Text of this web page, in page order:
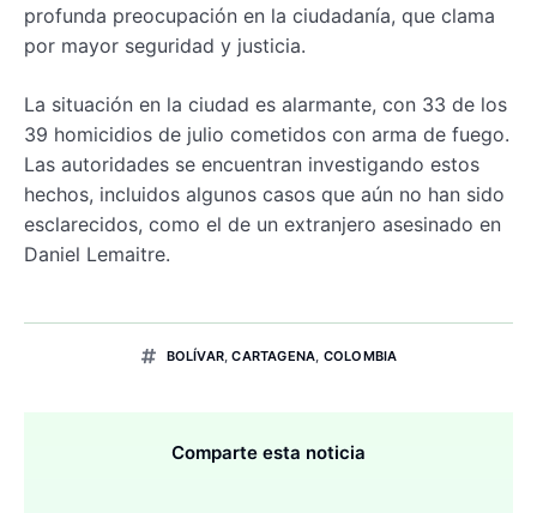
profunda preocupación en la ciudadanía, que clama
por mayor seguridad y justicia.
La situación en la ciudad es alarmante, con 33 de los
39 homicidios de julio cometidos con arma de fuego.
Las autoridades se encuentran investigando estos
hechos, incluidos algunos casos que aún no han sido
esclarecidos, como el de un extranjero asesinado en
Daniel Lemaitre.
BOLÍVAR,CARTAGENA, COLOMBIA
Comparte esta noticia